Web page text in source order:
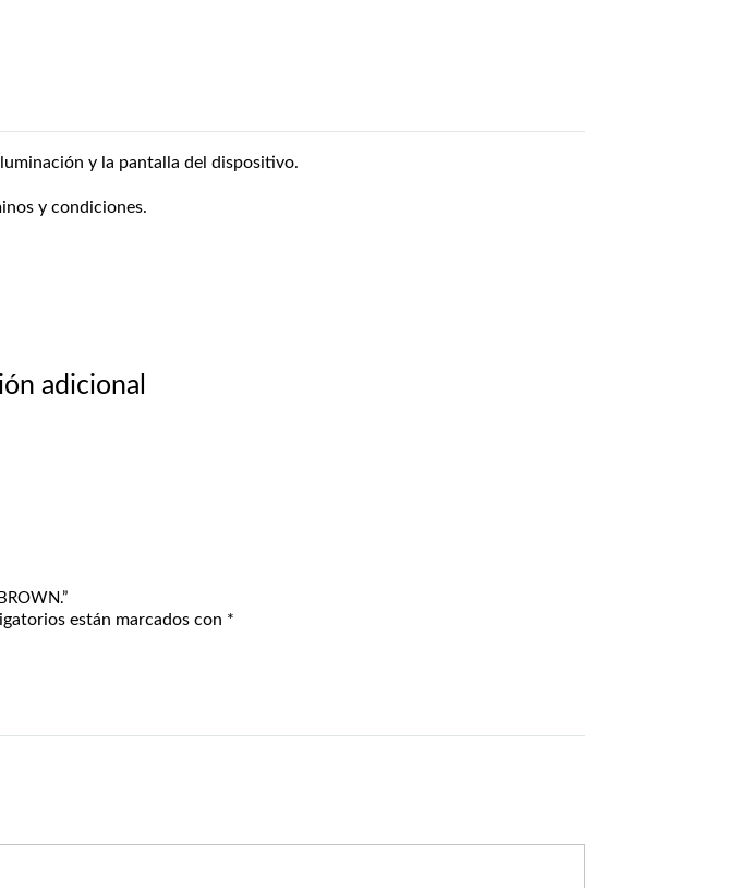
y la pantalla del dispositivo.
y condiciones.
adicional
están marcados con *